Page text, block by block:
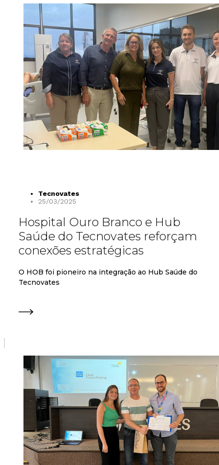
Tecnovates
25/03/2025
Hospital Ouro Branco e Hub
Saúde do Tecnovates reforçam
conexões estratégicas
O HOB foi pioneiro na integração ao Hub Saúde do
Tecnovates